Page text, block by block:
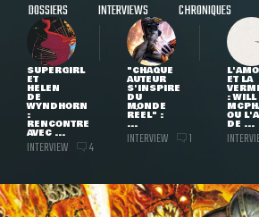
DOSSIERS INTERVIEWS CHRONIQUES
SUPERGIRL
ET
HELEN
DE
WYNDHORN
:
RENCONTRE
AVEC ...
INTERVIEW 4
"CHAQUE
AUTEUR
S'INSPIRE
DU
MONDE
RÉEL" :
...
INTERVIEW 1
ET LA
: WILL
OU
DE ...